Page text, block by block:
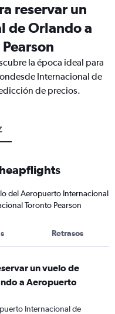
reservar un
de Orlando a
la época ideal para
Internacional de
de precios.
del Aeropuerto Internacional
Toronto Pearson
Retrasos
un vuelo de
a Aeropuerto
Internacional de